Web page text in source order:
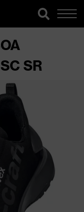
SR